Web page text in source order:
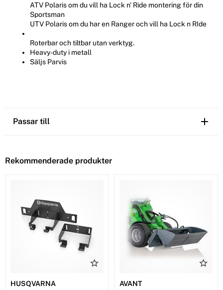
ATV Polaris om du vill ha Lock n' Ride montering för din
Sportsman
UTV Polaris om du har en Ranger och vill ha Lock n RIde
Roterbar och tiltbar utan verktyg.
Heavy-duty i metall
Säljs Parvis
Passar till
Rekommenderade produkter
HUSQVARNA
AVANT